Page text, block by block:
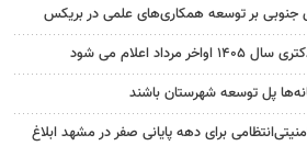
جنوبی بر توسعه همکاری‌های علمی در بریکس
مرداد اعلام می شود
پل توسعه شهرستان باشند
امنیتی‌انتظامی برای دهه پایانی صفر در مشهد ابلاغ